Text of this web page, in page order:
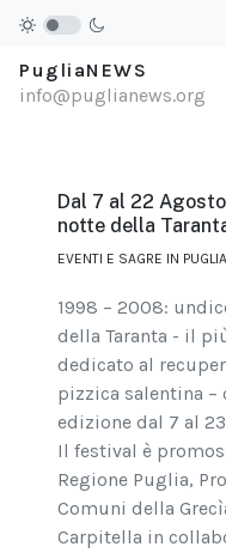
PugliaNEWS
info@puglianews.org
Dal 7 al 22
notte della
EVENTI E SAGRE IN PUGLIA
1998 – 2008:
della Taranta - il
dedicato al
pizzica salentina –
edizione dal 7 al
Il festival è
Regione Puglia,
Comuni della
Carpitella in